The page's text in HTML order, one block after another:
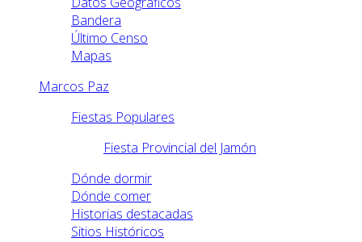
Bandera
Último Censo
Mapas
Marcos Paz
Fiestas Populares
Fiesta Provincial del Jamón
Dónde dormir
Dónde comer
Historias destacadas
Sitios Históricos